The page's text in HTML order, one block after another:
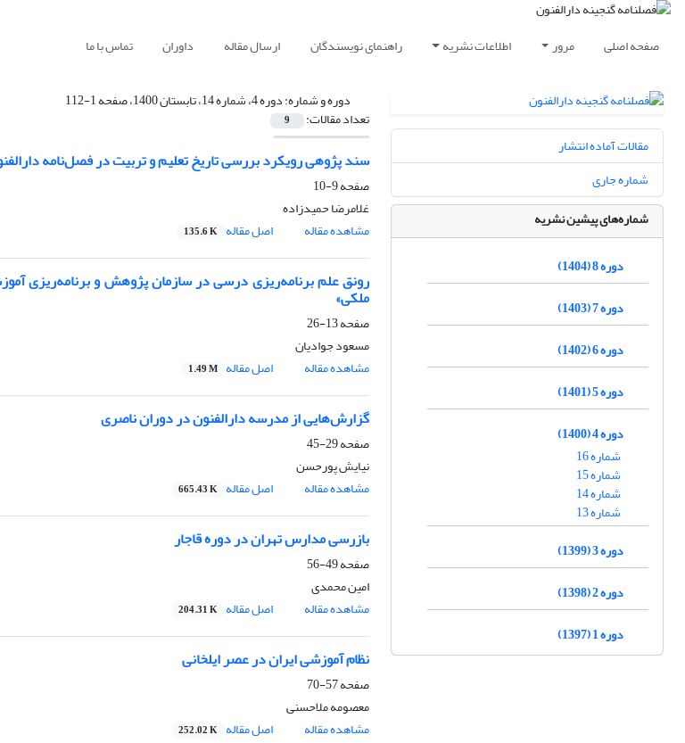
صفحه اصلی مرور اطلاعات نشریه راهنمای نویسندگان ارسال مقاله داوران تماس با ما
دوره و شماره:دوره 4، شماره 14، تابستان 1400، صفحه 1-112
تعداد مقالات: 9
سند پژوهی رویکرد بررسی تاریخ تعلیم و تربیت در فصل‌نامه
صفحه9-10
غلامرضا حمیدزاده
مشاهده مقاله
اصل مقاله 135.6 K
رونق علم برنامه‌ریزی درسی در سازمان پژوهش و برنامه‌ریزی
ملکی»
صفحه13-26
مسعود جوادیان
مشاهده مقاله
اصل مقاله 1.49 M
گزارش‌هایی از مدرسه دارالفنون در دوران ناصری
صفحه29-45
نیایش پورحسن
مشاهده مقاله
اصل مقاله 665.43 K
بازرسی مدارس تهران در دوره قاجار
صفحه49-56
امین محمدی
مشاهده مقاله
اصل مقاله 204.31 K
نظام آموزشی ایران در عصر ایلخانی
صفحه57-70
معصومه ملاحسنی
مشاهده مقاله
اصل مقاله 252.02 K
مقالات آماده انتشار
شماره جاری
شماره‌های پیشین نشریه
دوره 8 (1404)
دوره 7 (1403)
دوره 6 (1402)
دوره 5 (1401)
دوره 4 (1400)
شماره 16
شماره 15
شماره 14
شماره 13
دوره 3 (1399)
دوره 2 (1398)
دوره 1 (1397)